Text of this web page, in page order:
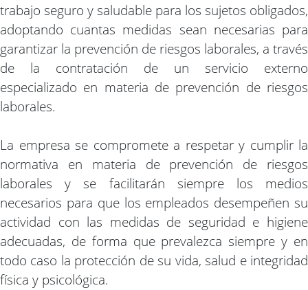
trabajo seguro y saludable para los sujetos obligados,
adoptando cuantas medidas sean necesarias para
garantizar la prevención de riesgos laborales, a través
de la contratación de un servicio externo
especializado en materia de prevención de riesgos
laborales.
La empresa se compromete a respetar y cumplir la
normativa en materia de prevención de riesgos
laborales y se facilitarán siempre los medios
necesarios para que los empleados desempeñen su
actividad con las medidas de seguridad e higiene
adecuadas, de forma que prevalezca siempre y en
todo caso la protección de su vida, salud e integridad
física y psicológica.